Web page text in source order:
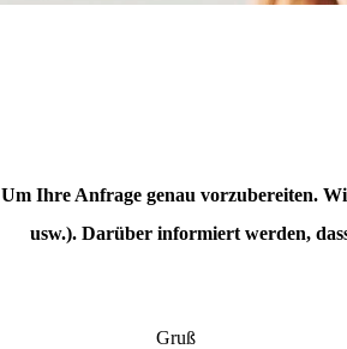
Um Ihre Anfrage genau vorzubereiten.
usw.). Darüber informiert werden,
Gruß